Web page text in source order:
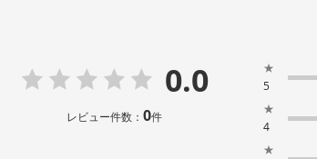
0.0
レビュー件数： 0件
★
5
★
4
★